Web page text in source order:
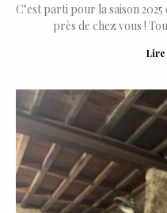
C’est parti pour la saison
près de chez vous !
Lire